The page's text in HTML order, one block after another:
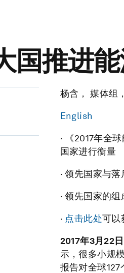
国推进
杨含， 媒体组
English
· 《2017年全
国家进行衡量
· 领先国家与
· 领先国家的
· 点击此处可以
2017年3月22日
示，很多小规
报告对全球